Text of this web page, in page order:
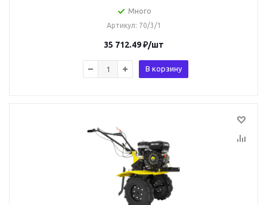
Много
Артикул: 70/3/1
35 712.49₽/шт
В корзину